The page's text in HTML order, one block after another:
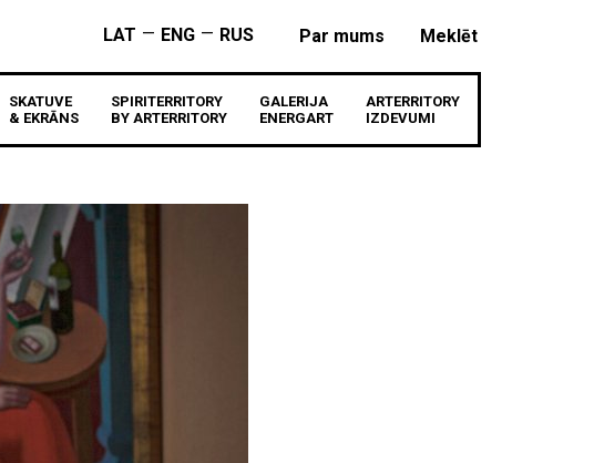
Par mums Meklēt
LAT — ENG — RUS
SKATUVE
& EKRĀNS
SPIRITERRITORY
BY ARTERRITORY
GALERIJA
ENERGART
ARTERRITORY
IZDEVUMI